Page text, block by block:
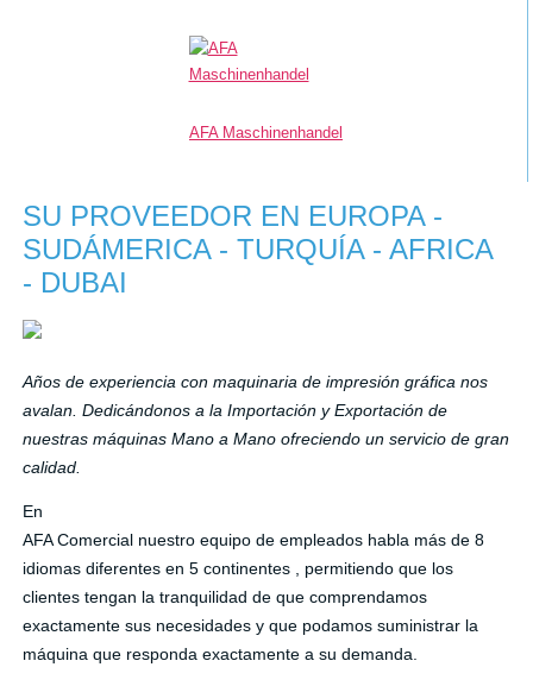
AFA Maschinenhandel
SU PROVEEDOR EN EUROPA -
SUDÁMERICA - TURQUÍA - AFRICA
- DUBAI
Años de experiencia con maquinaria de impresión gráfica nos
avalan. Dedicándonos a la Importación y Exportación de
nuestras máquinas Mano a Mano ofreciendo un servicio de gran
calidad.
En
AFA Comercial nuestro equipo de empleados habla más de 8
idiomas diferentes en 5 continentes , permitiendo que los
clientes tengan la tranquilidad de que comprendamos
exactamente sus necesidades y que podamos suministrar la
máquina que responda exactamente a su demanda.